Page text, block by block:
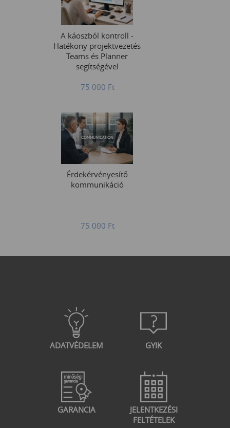
A káoszból kontroll -
Hatékony projektvezetés
Teams és Planner
segítségével
75 000 Ft
Érdekérvényesítő
kommunikáció
75 000 Ft
ADATVÉDELEM GYIK
GARANCIA
JELENTKEZÉSI
FELTÉTELEK